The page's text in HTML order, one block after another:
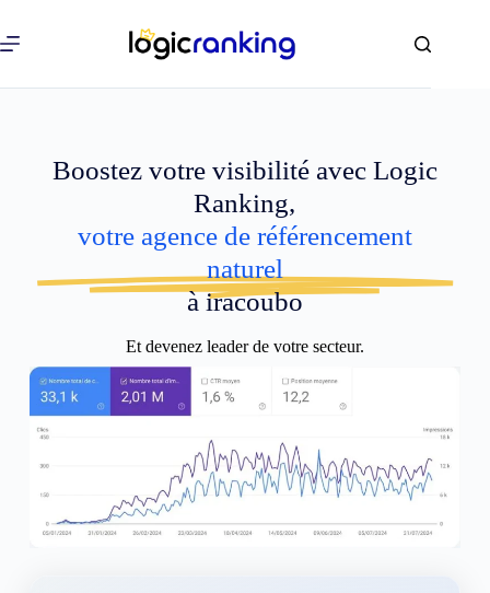
Boostez votre visibilité avec Logic
Ranking,
votre agence de référencement
naturel
à iracoubo
Et devenez leader de votre secteur.